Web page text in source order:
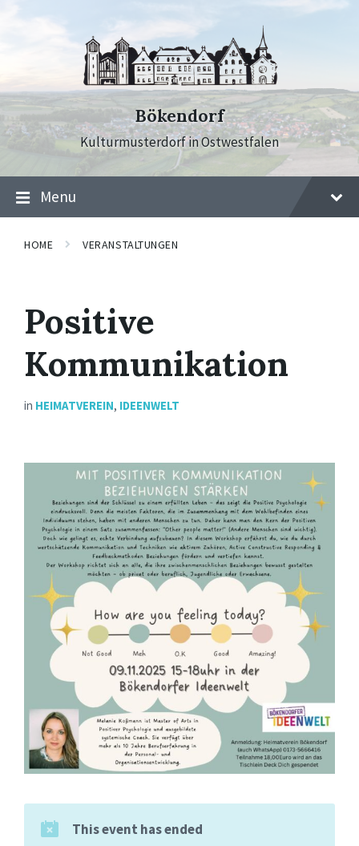
Bökendorf
Kulturmusterdorf in Ostwestfalen
Menu
HOME VERANSTALTUNGEN
Positive
Kommunikation
in HEIMATVEREIN, IDEENWELT
This event has ended